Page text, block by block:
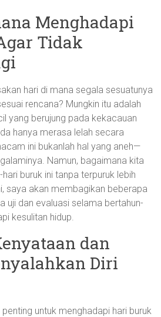
Menghadapi
Tidak
hari di mana segala sesuatunya
rencana? Mungkin itu adalah
yang berujung pada kekacauan
hanya merasa lelah secara
ini bukanlah hal yang aneh—
Namun, bagaimana kita
buruk ini tanpa terpuruk lebih
saya akan membagikan beberapa
uji dan evaluasi selama bertahun-
kesulitan hidup.
dan
Diri
untuk menghadapi hari buruk